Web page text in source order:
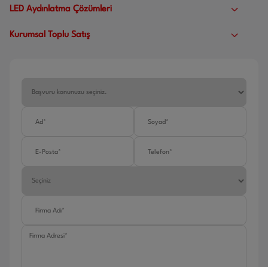
LED Aydınlatma Çözümleri
Kurumsal Toplu Satış